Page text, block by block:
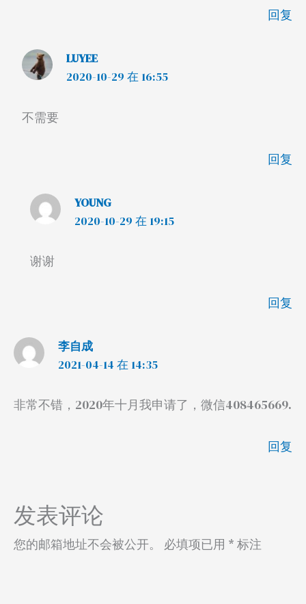
回复
LUYEE
2020-10-29 在 16:55
不需要
回复
YOUNG
2020-10-29 在 19:15
谢谢
回复
李自成
2021-04-14 在 14:35
非常不错，2020年十月我申请了，微信408465669.
回复
发表评论
您的邮箱地址不会被公开。 必填项已用 * 标注